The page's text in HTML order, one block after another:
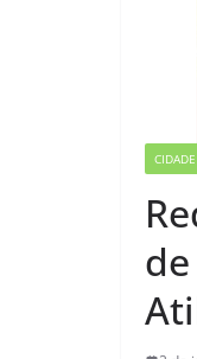
CIDADE